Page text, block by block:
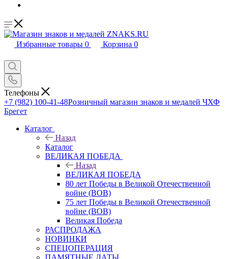
Избранные товары 0 Корзина 0
Телефоны
+7 (982) 100-41-48Розничный магазин знаков и медалей ЧХФ
Брегет
Каталог
Назад
Каталог
ВЕЛИКАЯ ПОБЕДА
Назад
ВЕЛИКАЯ ПОБЕДА
80 лет Победы в Великой Отечественной
войне (ВОВ)
75 лет Победы в Великой Отечественной
войне (ВОВ)
Великая Победа
РАСПРОДАЖА
НОВИНКИ
СПЕЦОПЕРАЦИЯ
ПАМЯТНЫЕ ДАТЫ